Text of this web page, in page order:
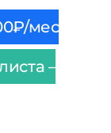
мес
–